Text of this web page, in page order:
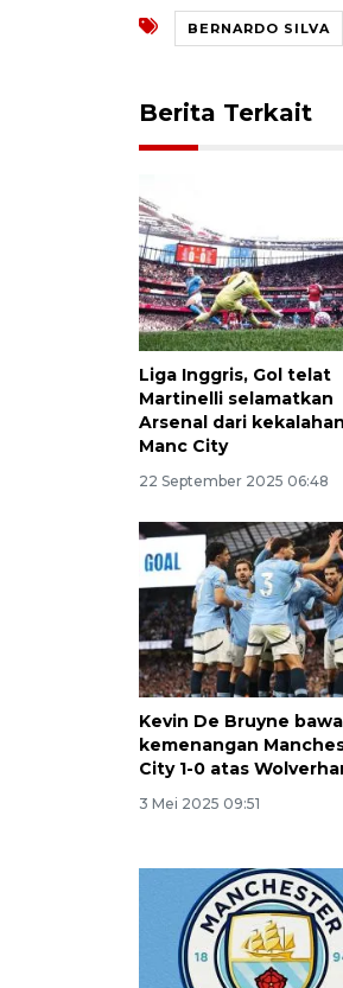
BERNARDO SILVA
Berita Terkait
Liga Inggris, Gol telat
Martinelli selamatkan
Arsenal dari
Manc City
22 September 2025 06:48
Kevin De Bruyne bawa
kemenangan
City 1-0 atas
3 Mei 2025 09:51